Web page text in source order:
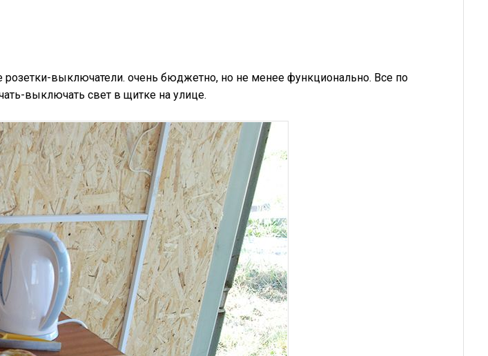
розетки-выключатели. очень бюджетно, но не менее функционально. Все по
выключать свет в щитке на улице.